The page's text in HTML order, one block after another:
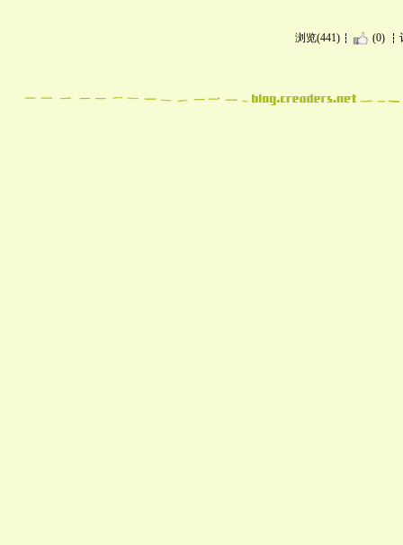
浏览(441) (0)